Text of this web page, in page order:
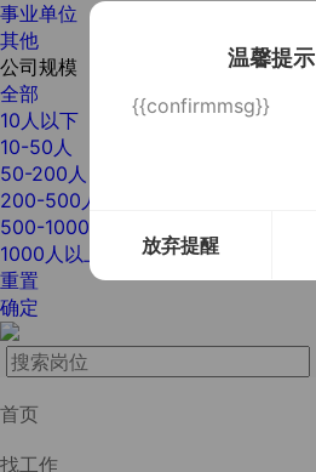
温馨提示
{{confirmmsg}}
放弃提醒
事业单位
其他
公司规模
全部
10人以下
10-50人
50-200人
200-500人
500-1000人
1000人以上
重置
确定
首页
找工作